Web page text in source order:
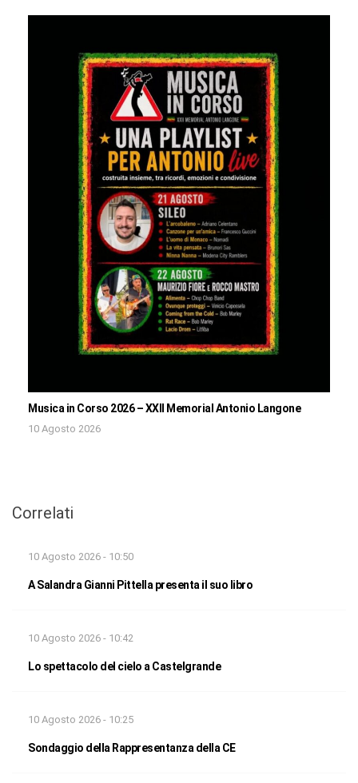
Musica in Corso 2026 – XXII Memorial Antonio Langone
10 Agosto 2026
Correlati
10 Agosto 2026 - 10:50
A Salandra Gianni Pittella presenta il suo libro
10 Agosto 2026 - 10:42
Lo spettacolo del cielo a Castelgrande
10 Agosto 2026 - 10:25
Sondaggio della Rappresentanza della CE